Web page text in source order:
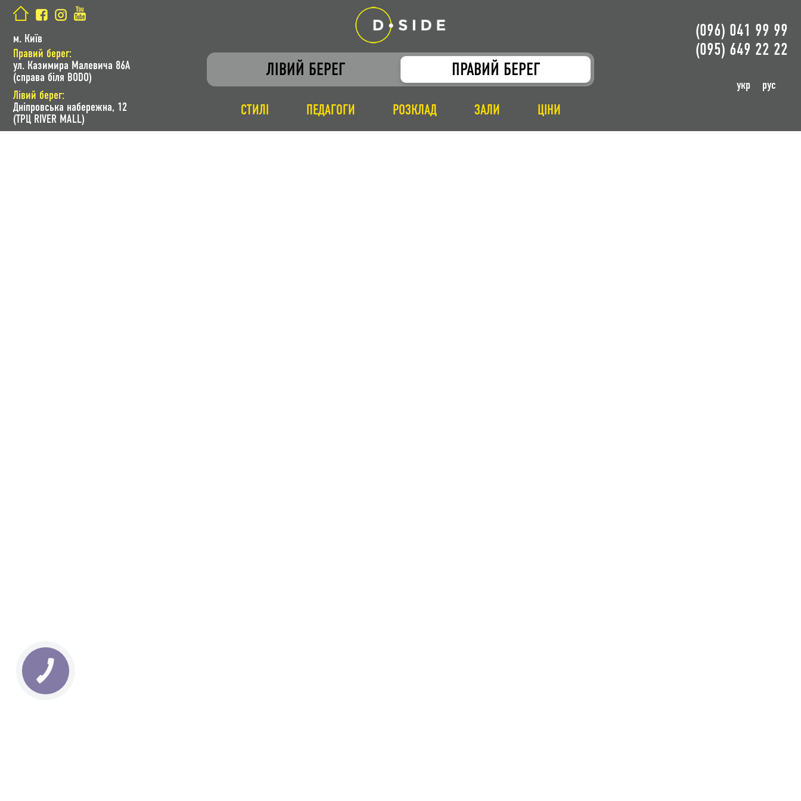
м. Київ
Правий берег:
ул. Казимира Малевича 86A
(справа біля BODO)
Лівий берег:
Дніпровська набережна, 12
(ТРЦ RIVER MALL)
ЛІВИЙ БЕРЕГ ПРАВИЙ БЕРЕГ
(096) 041 99 99
(095) 649 22 22
укр рус
СТИЛІ ПЕДАГОГИ РОЗКЛАД ЗАЛИ ЦІНИ